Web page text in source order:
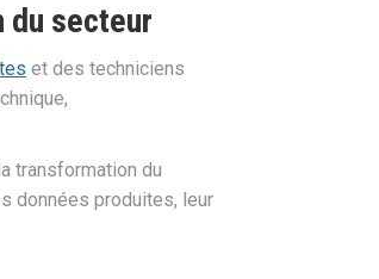
du secteur
et des techniciens
transformation du
données produites, leur